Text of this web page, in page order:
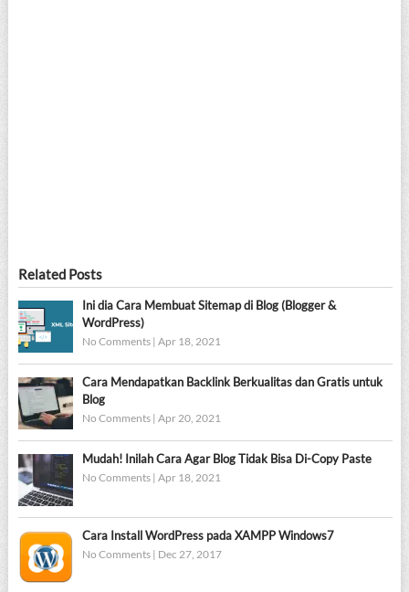
Related Posts
Ini dia Cara Membuat Sitemap di Blog (Blogger &
WordPress)
No Comments| Apr 18, 2021
Cara Mendapatkan Backlink Berkualitas dan Gratis untuk
Blog
No Comments| Apr 20, 2021
Mudah! Inilah Cara Agar Blog Tidak Bisa Di-Copy Paste
No Comments| Apr 18, 2021
Cara Install WordPress pada XAMPP Windows7
No Comments| Dec 27, 2017